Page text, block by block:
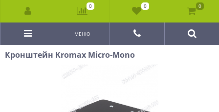
МЕНЮ
Кронштейн Kromax Micro-Mono
0 0 0